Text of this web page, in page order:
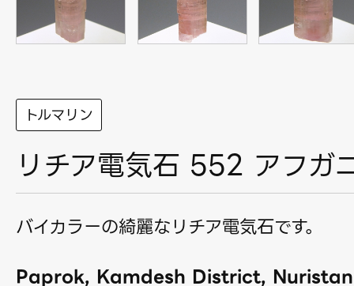
トルマリン
リチア電気石 552 アフガ
バイカラーの綺麗なリチア電気石です。
Paprok, Kamdesh District,